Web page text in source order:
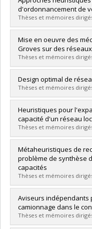
Cycle :Doctorat
Diplôme obtenu :Ph.
Lien vers le document
d'ordonnancement de
Thèses et mémoires
Diplômé(e) :
Cycle :Maîtrise
Diplôme obtenu :M.
Lien vers le document
Mise en oeuvre des
Groves sur des réseaux
Thèses et mémoires
Diplômé(e) :Lannez,
Cycle : Maîtrise
Diplôme obtenu :M.
Lien vers le document
Design optimal de
Thèses et mémoires
Diplômé(e) : Ould
Cycle :Maîtrise
Diplôme obtenu :M.
Lien vers le document
Heuristiques pour
capacité d'un réseau
Thèses et mémoires
Diplômé(e) :Kouassi,
Cycle :Maîtrise
Diplôme obtenu :
Lien vers le document
Métaheuristiques de
problème de synthèse
capacités
Thèses et mémoires
Diplômé(e) :
Cycle :Doctorat
Diplôme obtenu :Ph.
Lien vers le document
Aviseurs indépendants
camionnage dans le
Thèses et mémoires